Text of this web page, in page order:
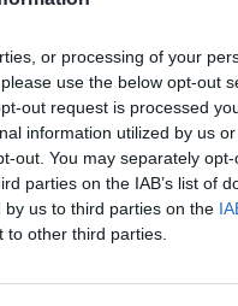
or processing of your
use the below opt-out
out request is processed
information utilized by us
out. You may separately
parties on the IAB’s list of
us to third parties on the
other third parties.